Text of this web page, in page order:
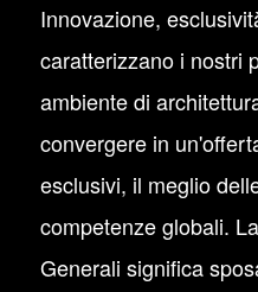
Innovazione,
caratterizzano i nostri
ambiente di
convergere in
esclusivi, il meglio
competenze globali.
Generali significa